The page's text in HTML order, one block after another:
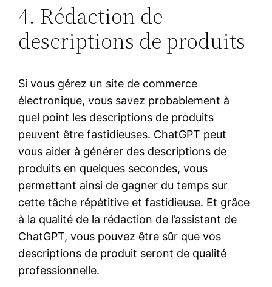
4. Rédaction de
descriptions de produits
Si vous gérez un site de commerce
électronique, vous savez probablement à
quel point les descriptions de produits
peuvent être fastidieuses. ChatGPT peut
vous aider à générer des descriptions de
produits en quelques secondes, vous
permettant ainsi de gagner du temps sur
cette tâche répétitive et fastidieuse. Et grâce
à la qualité de la rédaction de l’assistant de
ChatGPT, vous pouvez être sûr que vos
descriptions de produit seront de qualité
professionnelle.